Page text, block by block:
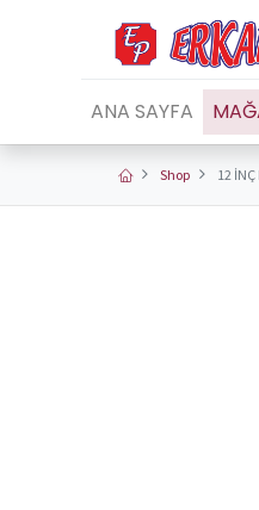
ANA SAYFA
Shop 12 İNÇ